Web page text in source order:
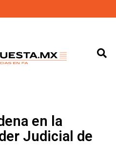
en la
Judicial de